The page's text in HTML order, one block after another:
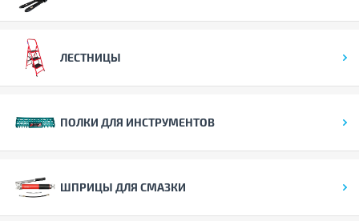
ЛЕСТНИЦЫ
ПОЛКИ ДЛЯ ИНСТРУМЕНТОВ
ШПРИЦЫ ДЛЯ СМАЗКИ